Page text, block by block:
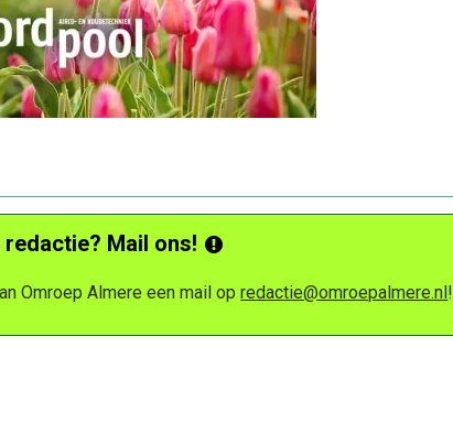
Mail ons!
Omroep Almere een mail opredactie@omroepalmere.nl!